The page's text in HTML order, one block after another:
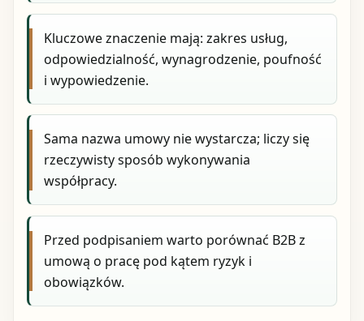
Kluczowe znaczenie mają: zakres usług,
odpowiedzialność, wynagrodzenie, poufność
i wypowiedzenie.
Sama nazwa umowy nie wystarcza; liczy się
rzeczywisty sposób wykonywania
współpracy.
Przed podpisaniem warto porównać B2B z
umową o pracę pod kątem ryzyk i
obowiązków.